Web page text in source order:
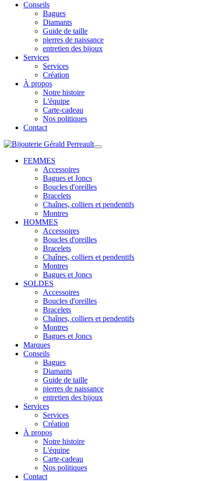
Conseils
Bagues
Diamants
Guide de taille
pierres de naissance
entretien des bijoux
Services
Services
Création
À propos
Notre histoire
L'équipe
Carte-cadeau
Nos politiques
Contact
FEMMES
Accessoires
Bagues et Joncs
Boucles d'oreilles
Bracelets
Chaînes, colliers et pendentifs
Montres
HOMMES
Accessoires
Boucles d'oreilles
Bracelets
Chaînes, colliers et pendentifs
Montres
Bagues et Joncs
SOLDES
Accessoires
Boucles d'oreilles
Bracelets
Chaînes, colliers et pendentifs
Montres
Bagues et Joncs
Marques
Conseils
Bagues
Diamants
Guide de taille
pierres de naissance
entretien des bijoux
Services
Services
Création
À propos
Notre histoire
L'équipe
Carte-cadeau
Nos politiques
Contact